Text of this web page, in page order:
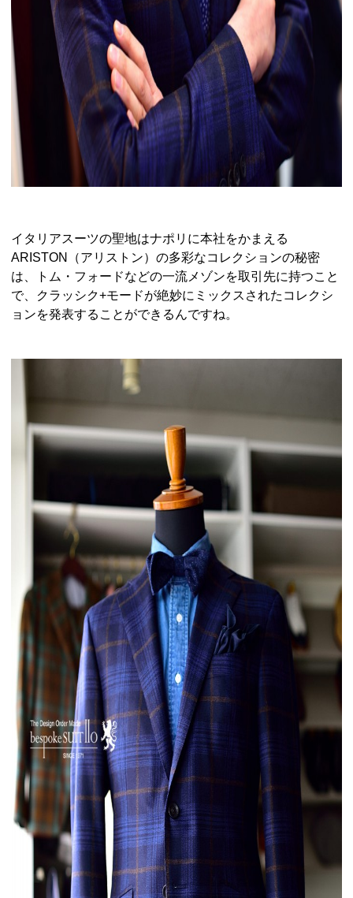
イタリアスーツの聖地はナポリに本社をかまえる
ARISTON（アリストン）の多彩なコレクションの秘密
は、トム・フォードなどの一流メゾンを取引先に持つこと
で、クラッシク+モードが絶妙にミックスされたコレクシ
ョンを発表することができるんですね。